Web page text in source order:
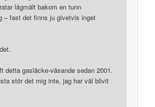
lågmält bakom en tunn
– fast det finns ju givetvis inget
detta gasläcke-väsande sedan 2001.
stör det mig inte, jag har väl blivit